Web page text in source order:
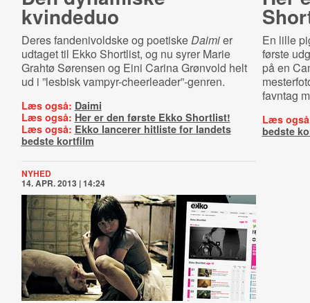
kvindeduo
Deres fandenivoldske og poetiskeDaimier
udtaget til Ekko Shortlist, og nu syrer Marie
Grahtø Sørensen og Eini Carina Grønvold helt
ud i ”lesbisk vampyr-cheerleader”-genren.
Læs også: Daimi
Læs også: Her er den første Ekko Shortlist!
Læs også: Ekko lancerer hitliste for landets
bedste kortfilm
En lille
første
på en
favntag
Læs
bedste
NYHED
14. APR. 2013 | 14:24